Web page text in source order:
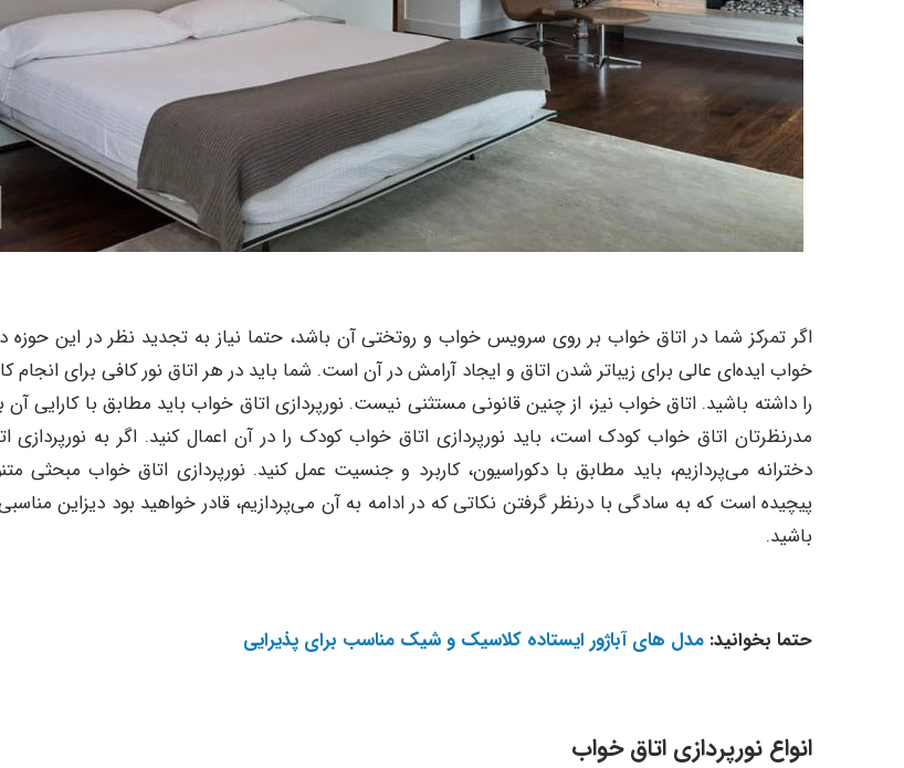
اگر تمرکز شما در اتاق خواب بر روی سرویس خواب و روتختی آن باشد، حتما نیاز به تجدید نظر در این حوزه
خواب ایده‌ای عالی برای زیباتر شدن اتاق و ایجاد آرامش در آن است. شما باید در هر اتاق نور کافی برای انجام
را داشته باشید. اتاق خواب نیز، از چنین قانونی مستثنی نیست. نورپردازی اتاق خواب باید مطابق با کارایی
مدرنظرتان اتاق خواب کودک است، باید نورپردازی اتاق خواب کودک را در آن اعمال کنید. اگر به نورپردازی
دخترانه می‌پردازیم، باید مطابق با دکوراسیون، کاربرد و جنسیت عمل کنید. نورپردازی اتاق خواب مبحثی
پیچیده است که به سادگی با درنظر گرفتن نکاتی که در ادامه به آن می‌پردازیم، قادر خواهید بود دیزاین
باشید.
حتما بخوانید: مدل های آباژور ایستاده کلاسیک و شیک مناسب برای پذیرایی
انواع نورپردازی اتاق خواب